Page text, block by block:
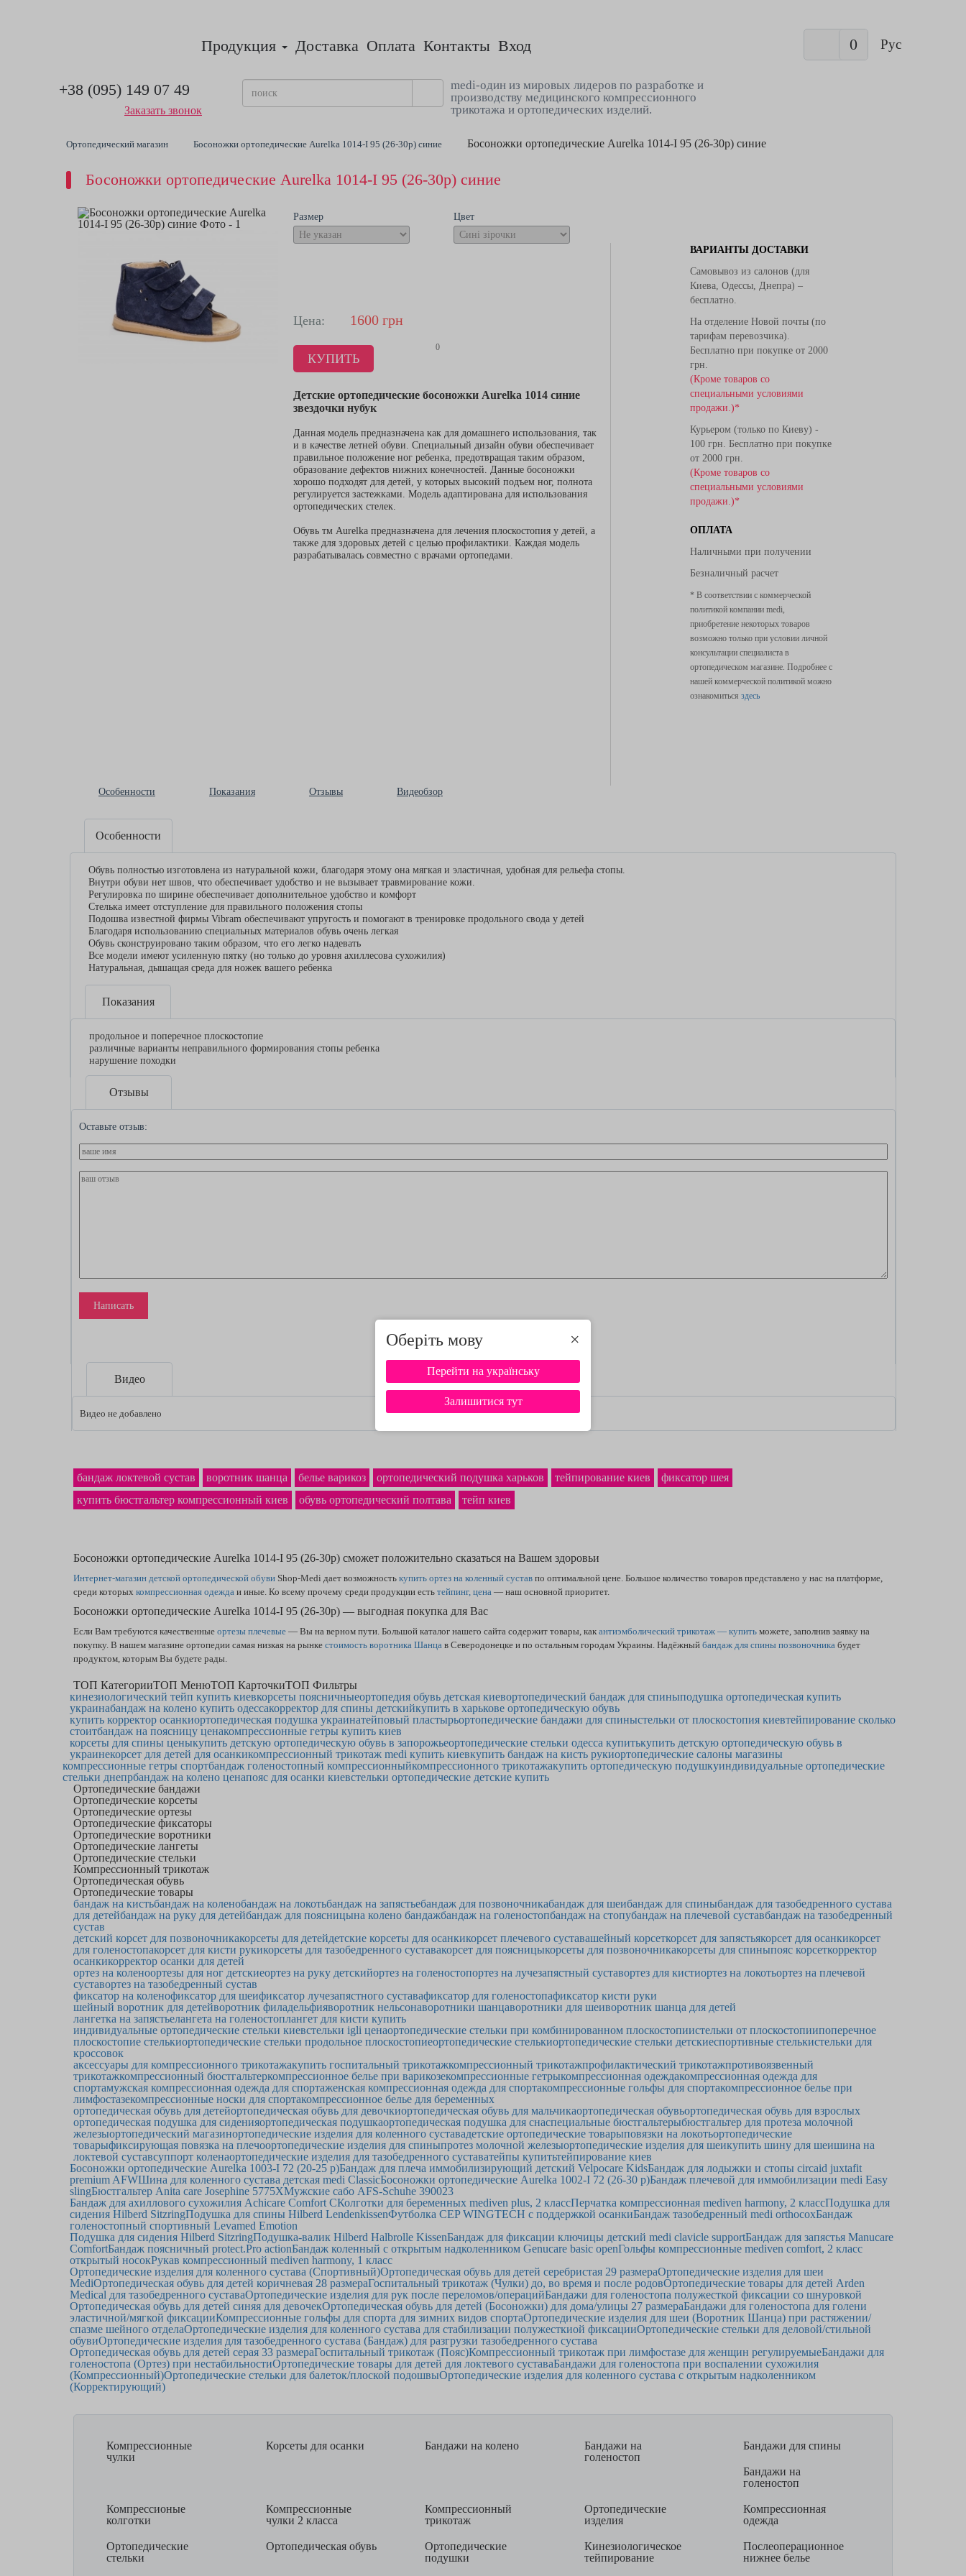
Оберіть мову ×
Перейти на українську
Залишитися тут
Продукция Доставка Оплата Контакты Вход 0 Рус
+38 (095) 149 07 49
Заказать звонок
medi-один из мировых лидеров по разработке и
производству медицинского компрессионного
трикотажа и ортопедических изделий.
Ортопедический магазин Босоножки ортопедические Aurelka 1014-I 95 (26-30р) синие Босоножки ортопедические Aurelka 1014-I 95 (26-30р) синие
Босоножки ортопедические Aurelka 1014-I 95 (26-30р) синие
Размер Цвет
Цена: 1600 грн
КУПИТЬ
0
Детские ортопедические босоножки Aurelka 1014 синие
звездочки нубук
Данная модель предназначена как для домашнего использования, так
и в качестве летней обуви. Специальный дизайн обуви обеспечивает
правильное положение ног ребенка, предотвращая таким образом,
образование дефектов нижних конечностей. Данные босоножки
хорошо подходят для детей, у которых высокий подъем ног, полнота
регулируется застежками. Модель адаптирована для использования
ортопедических стелек.
Обувь тм Aurelka предназначена для лечения плоскостопия у детей, а
также для здоровых детей с целью профилактики. Каждая модель
разрабатывалась совместно с врачами ортопедами.
ВАРИАНТЫ ДОСТАВКИ
Самовывоз из салонов (для
Киева, Одессы, Днепра) –
бесплатно.
На отделение Новой почты (по
тарифам перевозчика).
Бесплатно при покупке от 2000
грн.
(Кроме товаров со
специальными условиями
продажи.)*
Курьером (только по Киеву) -
100 грн. Бесплатно при покупке
от 2000 грн.
(Кроме товаров со
специальными условиями
продажи.)*
ОПЛАТА
Наличными при получении
Безналичный расчет
* В соответствии с коммерческой
политикой компании medi,
приобретение некоторых товаров
возможно только при условии личной
консультации специалиста в
ортопедическом магазине. Подробнее с
нашей коммерческой политикой можно
ознакомиться здесь
Особенности Показания Отзывы Видеобзор
Особенности
Обувь полностью изготовлена из натуральной кожи, благодаря этому она мягкая и эластичная, удобная для рельефа стопы.
Внутри обуви нет швов, что обеспечивает удобство и не вызывает травмирование кожи.
Регулировка по ширине обеспечивает дополнительное удобство и комфорт
Стелька имеет отступление для правильного положения стопы
Подошва известной фирмы Vibram обеспечивают упругость и помогают в тренировке продольного свода у детей
Благодаря использованию специальных материалов обувь очень легкая
Обувь сконструировано таким образом, что его легко надевать
Все модели имеют усиленную пятку (но только до уровня ахиллесова сухожилия)
Натуральная, дышащая среда для ножек вашего ребенка
Показания
продольное и поперечное плоскостопие
различные варианты неправильного формирования стопы ребенка
нарушение походки
Отзывы
Оставьте отзыв:
Написать
Видео
Видео не добавлено
бандаж локтевой сустав воротник шанца белье варикоз ортопедический подушка харьков тейпирование киев
фиксатор шея
купить бюстгальтер компрессионный киев
обувь ортопедический полтава тейп киев
Босоножки ортопедические Aurelka 1014-I 95 (26-30р) сможет положительно сказаться на Вашем здоровьи
Интернет-магазин детской ортопедической обуви Shop-Medi дает возможность купить ортез на коленный сустав по оптимальной цене. Большое количество товаров представлено у нас на платформе,
среди которых компрессионная одежда и иные. Ко всему прочему среди продукции есть тейпинг, цена — наш основной приоритет.
Босоножки ортопедические Aurelka 1014-I 95 (26-30р) — выгодная покупка для Вас
Если Вам требуются качественные ортезы плечевые — Вы на верном пути. Большой каталог нашего сайта содержит товары, как антиэмболический трикотаж — купить можете, заполнив заявку на
покупку. В нашем магазине ортопедии самая низкая на рынке стоимость воротника Шанца в Северодонецке и по остальным городам Украины. Надёжный бандаж для спины позвоночника будет
продуктом, которым Вы будете рады.
ТОП КатегорииТОП МенюТОП КарточкиТОП Фильтры
кинезиологический тейп купить киевкорсеты поясничныеортопедия обувь детская киевортопедический бандаж для спиныподушка ортопедическая купить
украинабандаж на колено купить одессакорректор для спины детскийкупить в харькове ортопедическую обувь
купить корректор осанкиортопедическая подушка украинатейповый пластырьортопедические бандажи для спиныстельки от плоскостопия киевтейпирование сколько
стоитбандаж на поясницу ценакомпрессионные гетры купить киев
корсеты для спины ценыкупить детскую ортопедическую обувь в запорожьеортопедические стельки одесса купитькупить детскую ортопедическую обувь в
украинекорсет для детей для осанкикомпрессионный трикотаж medi купить киевкупить бандаж на кисть рукиортопедические салоны магазины
компрессионные гетры спортбандаж голеностопный компрессионныйкомпрессионного трикотажакупить ортопедическую подушкуиндивидуальные ортопедические
стельки днепрбандаж на колено ценапояс для осанки киевстельки ортопедические детские купить
Ортопедические бандажи
Ортопедические корсеты
Ортопедические ортезы
Ортопедические фиксаторы
Ортопедические воротники
Ортопедические лангеты
Ортопедические стельки
Компрессионный трикотаж
Ортопедическая обувь
Ортопедические товары
бандаж на кистьбандаж на коленобандаж на локотьбандаж на запястьебандаж для позвоночникабандаж для шеибандаж для спиныбандаж для тазобедренного сустава
для детейбандаж на руку для детейбандаж для поясницына колено бандажбандаж на голеностопбандаж на стопубандаж на плечевой суставбандаж на тазобедренный
сустав
детский корсет для позвоночникакорсеты для детейдетские корсеты для осанкикорсет плечевого суставашейный корсеткорсет для запястьякорсет для осанкикорсет
для голеностопакорсет для кисти рукикорсеты для тазобедренного суставакорсет для поясницыкорсеты для позвоночникакорсеты для спиныпояс корсеткорректор
осанкикорректор осанки для детей
ортез на коленоортезы для ног детскиеортез на руку детскийортез на голеностопортез на лучезапястный суставортез для кистиортез на локотьортез на плечевой
суставортез на тазобедренный сустав
фиксатор на коленофиксатор для шеификсатор лучезапястного суставафиксатор для голеностопафиксатор кисти руки
шейный воротник для детейворотник филадельфияворотник нельсонаворотники шанцаворотники для шеиворотник шанца для детей
лангетка на запястьелангета на голеностоплангет для кисти купить
индивидуальные ортопедические стельки киевстельки igli ценаортопедические стельки при комбинированном плоскостопиистельки от плоскостопиипоперечное
плоскостопие стелькиортопедические стельки продольное плоскостопиеортопедические стелькиортопедические стельки детскиеспортивные стелькистельки для
кроссовок
аксессуары для компрессионного трикотажакупить госпитальный трикотажкомпрессионный трикотажпрофилактический трикотажпротивоязвенный
трикотажкомпрессионный бюстгальтеркомпрессионное белье при варикозекомпрессионные гетрыкомпрессионная одеждакомпрессионная одежда для
спортамужская компрессионная одежда для спортаженская компрессионная одежда для спортакомпрессионные гольфы для спортакомпрессионное белье при
лимфостазекомпрессионные носки для спортакомпрессионное белье для беременных
ортопедическая обувь для детейортопедическая обувь для девочкиортопедическая обувь для мальчикаортопедическая обувьортопедическая обувь для взрослых
ортопедическая подушка для сиденияортопедическая подушкаортопедическая подушка для снаспециальные бюстгальтерыбюстгальтер для протеза молочной
железыортопедический магазинортопедические изделия для коленного суставадетские ортопедические товарыповязки на локотьортопедические
товарыфиксирующая повязка на плечоортопедические изделия для спиныпротез молочной железыортопедические изделия для шеикупить шину для шеишина на
локтевой суставсуппорт коленаортопедические изделия для тазобедренного суставатейпы купитьтейпирование киев
Босоножки ортопедические Aurelka 1003-I 72 (20-25 р)Бандаж для плеча иммобилизирующий детский Velpocare KidsБандаж для лодыжки и стопы circaid juxtafit
premium AFWШина для коленного сустава детская medi ClassicБосоножки ортопедические Aurelka 1002-I 72 (26-30 р)Бандаж плечевой для иммобилизации medi Easy
slingБюстгальтер Anita care Josephine 5775ХМужские сабо AFS-Schuhe 390023
Бандаж для ахиллового сухожилия Achicare Comfort CКолготки для беременных mediven plus, 2 классПерчатка компрессионная mediven harmony, 2 классПодушка для
сидения Hilberd SitzringПодушка для спины Hilberd LendenkissenФутболка CEP WINGTECH с поддержкой осанкиБандаж тазобедренный medi orthocoxБандаж
голеностопный спортивный Levamed Emotion
Подушка для сидения Hilberd SitzringПодушка-валик Hilberd Halbrolle KissenБандаж для фиксации ключицы детский medi clavicle supportБандаж для запястья Manucare
ComfortБандаж поясничный protect.Pro actionБандаж коленный с открытым надколенником Genucare basic openГольфы компрессионные mediven comfort, 2 класс
открытый носокРукав компрессионный mediven harmony, 1 класс
Ортопедические изделия для коленного сустава (Спортивный)Ортопедическая обувь для детей серебристая 29 размераОртопедические изделия для шеи
MediОртопедическая обувь для детей коричневая 28 размераГоспитальный трикотаж (Чулки) до, во время и после родовОртопедические товары для детей Arden
Medical для тазобедренного суставаОртопедические изделия для рук после переломов/операцийБандажи для голеностопа полужесткой фиксации со шнуровкой
Ортопедическая обувь для детей синяя для девочекОртопедическая обувь для детей (Босоножки) для дома/улицы 27 размераБандажи для голеностопа для голени
эластичной/мягкой фиксацииКомпрессионные гольфы для спорта для зимних видов спортаОртопедические изделия для шеи (Воротник Шанца) при растяжении/
спазме шейного отделаОртопедические изделия для коленного сустава для стабилизации полужесткиой фиксацииОртопедические стельки для деловой/стильной
обувиОртопедические изделия для тазобедренного сустава (Бандаж) для разгрузки тазобедренного сустава
Ортопедическая обувь для детей серая 33 размераГоспитальный трикотаж (Пояс)Компрессионный трикотаж при лимфостазе для женщин регулируемыеБандажи для
голеностопа (Ортез) при нестабильностиОртопедические товары для детей для локтевого суставаБандажи для голеностопа при воспалении сухожилия
(Компрессионный)Ортопедические стельки для балеток/плоской подошвыОртопедические изделия для коленного сустава с открытым надколенником
(Корректирующий)
Компрессионные
чулки
Корсеты для осанки Бандажи на колено
Бандажи на
голеностоп
Бандажи для спины
Бандажи на
голеностоп
Компрессионые
колготки
Компрессионные
чулки 2 класса
Компрессионный
трикотаж
Ортопедические
изделия
Компрессионная
одежда
Ортопедические
стельки
Ортопедическая обувь
Ортопедические
подушки
Кинезиологическое
тейпирование
Послеоперационное
нижнее белье